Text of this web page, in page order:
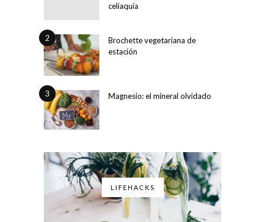
celiaquía
2
Brochette vegetariana de
estación
3 Magnesio: el mineral olvidado
LIFEHACKS